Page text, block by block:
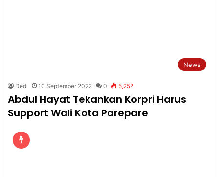
News
Dedi 10 September 2022 0 5,252
Abdul Hayat Tekankan Korpri Harus
Support Wali Kota Parepare